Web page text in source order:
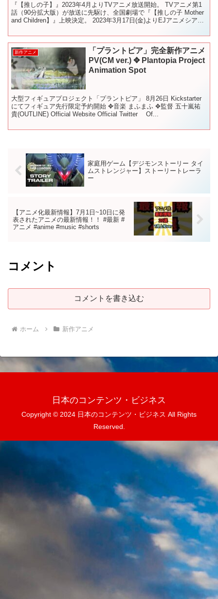
『【推しの子】』2023年4月よりTVアニメ放送開始。 TVアニメ第1
話（90分拡大版）が放送に先駆け、全国劇場で『【推しの子 Mother
and Children】』上映決定。 2023年3月17日(金)よりEJアニメシアタ
新作アニメ
「プラントピア」完全新作アニメ
PV(CM ver.) ✥ Plantopia Project
Animation Spot
大型フィギュアプロジェクト「プラントピア」 8月26日 Kickstarter
にてフィギュア先行限定予約開始 ✥音楽 まふまふ ✥監督 五十嵐祐
貴(OUTLINE) Official Website Official Twitter Of...
家庭用ゲーム【デジモンストーリー タイ
ムストレンジャー】ストーリートレーラ
ー
【アニメ化最新情報】7月1日~10日に発
表されたアニメの最新情報！！ #最新 #
アニメ #anime #music #shorts
コメント
コメントを書き込む
ホーム 新作アニメ
日本のコンテンツ・ビジネス
Copyright © 2024 日本のコンテンツ・ビジネス All Rights
Reserved.